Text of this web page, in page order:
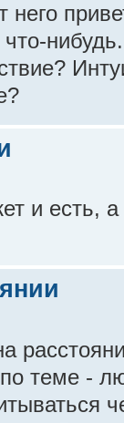
него
и есть, а
теме -